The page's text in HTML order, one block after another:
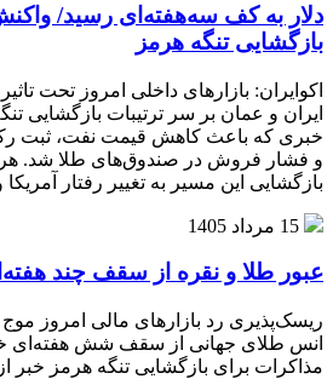
دلار به کف سه‌هفته‌ای رسید/
بازگشایی تنگه هرمز
اکوایران: بازارهای داخلی امروز تحت
ایران و عمان بر سر ترتیبات بازگشایی
خبری که باعث کاهش قیمت نفت، ثبت
و فشار فروش در صندوق‌های طلا شد.
بازگشایی این مسیر به تغییر رفتار
15 مرداد 1405
عبور طلا و نقره از سقف چند
ریسک‌پذیری رد بازارهای مالی امروز
انس طلای جهانی از سقف شش هفته‌ای
مذاکرات برای بازگشایی تنگه هرمز خبر